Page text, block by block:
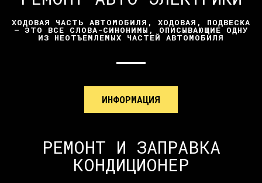
ХОДОВАЯ ЧАСТЬ АВТОМОБИЛЯ, ХОДОВАЯ, ПОДВЕСКА
— ЭТО ВСЕ СЛОВА-СИНОНИМЫ, ОПИСЫВАЮЩИЕ ОДНУ
ИЗ НЕОТЪЕМЛЕМЫХ ЧАСТЕЙ АВТОМОБИЛЯ
ИНФОРМАЦИЯ
РЕМОНТ И ЗАПРАВКА
КОНДИЦИОНЕР